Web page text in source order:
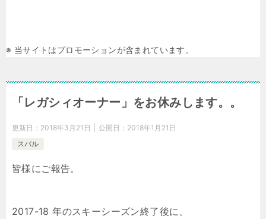
※ 当サイトはプロモーションが含まれています。
「レガシィオーナー」をお休みします。。
更新日： 2018年3月21日 公開日： 2018年1月21日
スバル
皆様にご報告。
2017-18 年のスキーシーズン終了後に、